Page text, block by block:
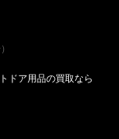
ドア用品の買取なら